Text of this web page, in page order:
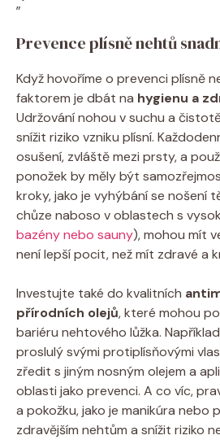
Prevence plísně nehtů
Když hovoříme o prevenci plísně
faktorem je dbát na hygienu a
Udržování nohou v suchu a
snížit riziko vzniku plísní.
osušení, zvláště mezi prsty, a
ponožek by měly být
kroky, jako je vyhýbání se nošení
chůze naboso v oblastech s
bazény nebo sauny), mohou mít
není lepší pocit, než mít zdravé a
Investujte také do kvalitních
přírodních olejů, které mohou
bariéru nehtového lůžka.
proslulý svými protiplísňovými
zředit s jiným nosným olejem a
oblasti jako prevenci. A co víc,
a pokožku, jako je manikúra nebo
zdravějším nehtům a snížit riziko